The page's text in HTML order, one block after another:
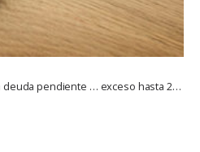
Demanda judicial, Importe de la deuda pendiente … exceso hasta 250.000 euros